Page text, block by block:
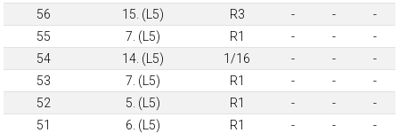
56
15. (L5) R3 - -
-
55
7. (L5) R1 - -
-
54
14. (L5) 1/16 - -
-
53
7. (L5) R1 - -
-
52
5. (L5) R1 - -
-
51
6. (L5) R1 - -
-